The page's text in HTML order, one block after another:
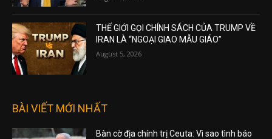
THẾ GIỚI GỌI CHÍNH SÁCH CỦA TRUMP VỀ
IRAN LÀ “NGOẠI GIAO MẪU GIÁO”
August 5, 2026
BÀI VIẾT MỚI NHẤT
Bàn cờ địa chính trị Ceuta: Vì sao tình báo